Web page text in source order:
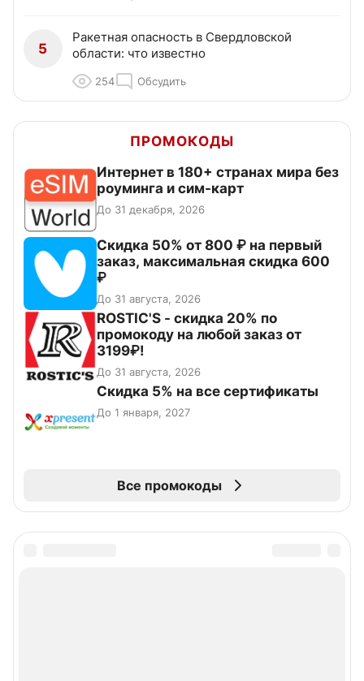
5
Ракетная опасность в Свердловской
области: что известно
254 Обсудить
ПРОМОКОДЫ
Интернет в 180+ странах мира без
роуминга и сим-карт
До 31 декабря, 2026
Скидка 50% от 800 ₽ на первый
заказ, максимальная скидка 600
₽
До 31 августа, 2026
ROSTIC'S - скидка 20% по
промокоду на любой заказ от
3199₽!
До 31 августа, 2026
Скидка 5% на все сертификаты
До 1 января, 2027
Все промокоды